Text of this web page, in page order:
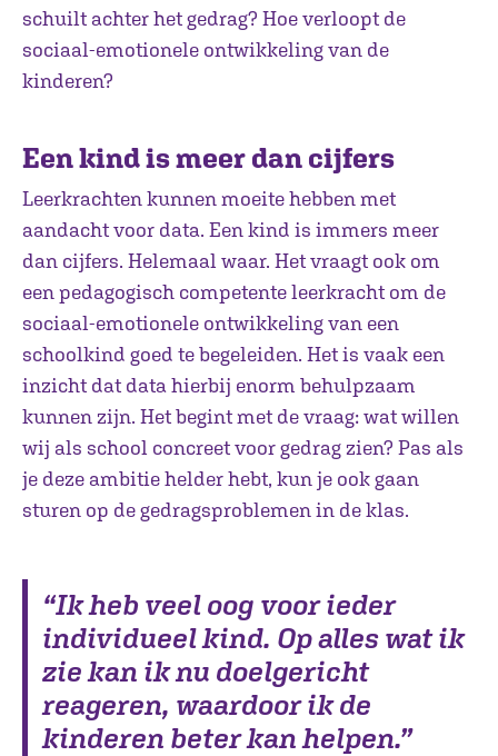
schuilt achter het gedrag? Hoe verloopt de
sociaal-emotionele ontwikkeling van de
kinderen?
Een kind is meer dan cijfers
Leerkrachten kunnen moeite hebben met
aandacht voor data. Een kind is immers meer
dan cijfers. Helemaal waar. Het vraagt ook om
een pedagogisch competente leerkracht om de
sociaal-emotionele ontwikkeling van een
schoolkind goed te begeleiden. Het is vaak een
inzicht dat data hierbij enorm behulpzaam
kunnen zijn. Het begint met de vraag: wat willen
wij als school concreet voor gedrag zien? Pas als
je deze ambitie helder hebt, kun je ook gaan
sturen op de gedragsproblemen in de klas.
“Ik heb veel oog voor ieder
individueel kind. Op alles wat ik
zie kan ik nu doelgericht
reageren, waardoor ik de
kinderen beter kan helpen.”